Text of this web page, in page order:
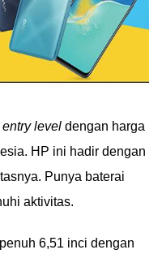
entry level dengan harga
HP ini hadir dengan
Punya baterai
aktivitas.
6,51 inci dengan